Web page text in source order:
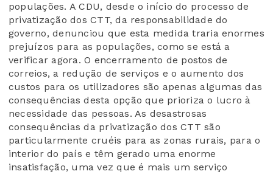
populações. A CDU, desde o início do processo de
privatização dos CTT, da responsabilidade do
governo, denunciou que esta medida traria enormes
prejuízos para as populações, como se está a
verificar agora. O encerramento de postos de
correios, a redução de serviços e o aumento dos
custos para os utilizadores são apenas algumas das
consequências desta opção que prioriza o lucro à
necessidade das pessoas. As desastrosas
consequências da privatização dos CTT são
particularmente cruéis para as zonas rurais, para o
interior do país e têm gerado uma enorme
insatisfação, uma vez que é mais um serviço